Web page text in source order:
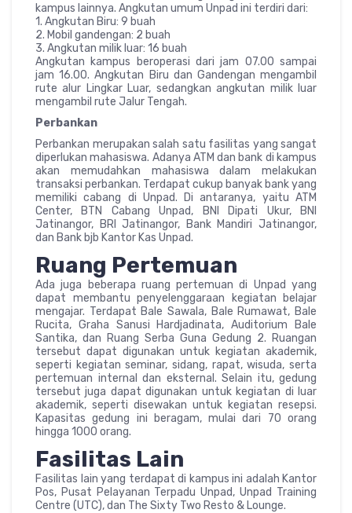
kampus lainnya. Angkutan umum Unpad ini terdiri dari:
1. Angkutan Biru: 9 buah
2. Mobil gandengan: 2 buah
3. Angkutan milik luar: 16 buah
Angkutan kampus beroperasi dari jam 07.00 sampai
jam 16.00. Angkutan Biru dan Gandengan mengambil
rute alur Lingkar Luar, sedangkan angkutan milik luar
mengambil rute Jalur Tengah.
Perbankan
Perbankan merupakan salah satu fasilitas yang sangat
diperlukan mahasiswa. Adanya ATM dan bank di kampus
akan memudahkan mahasiswa dalam melakukan
transaksi perbankan. Terdapat cukup banyak bank yang
memiliki cabang di Unpad. Di antaranya, yaitu ATM
Center, BTN Cabang Unpad, BNI Dipati Ukur, BNI
Jatinangor, BRI Jatinangor, Bank Mandiri Jatinangor,
dan Bank bjb Kantor Kas Unpad.
Ruang Pertemuan
Ada juga beberapa ruang pertemuan di Unpad yang
dapat membantu penyelenggaraan kegiatan belajar
mengajar. Terdapat Bale Sawala, Bale Rumawat, Bale
Rucita, Graha Sanusi Hardjadinata, Auditorium Bale
Santika, dan Ruang Serba Guna Gedung 2. Ruangan
tersebut dapat digunakan untuk kegiatan akademik,
seperti kegiatan seminar, sidang, rapat, wisuda, serta
pertemuan internal dan eksternal. Selain itu, gedung
tersebut juga dapat digunakan untuk kegiatan di luar
akademik, seperti disewakan untuk kegiatan resepsi.
Kapasitas gedung ini beragam, mulai dari 70 orang
hingga 1000 orang.
Fasilitas Lain
Fasilitas lain yang terdapat di kampus ini adalah Kantor
Pos, Pusat Pelayanan Terpadu Unpad, Unpad Training
Centre (UTC), dan The Sixty Two Resto & Lounge.